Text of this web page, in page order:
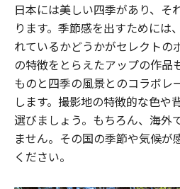
日本には美しい四季があり、そ
ります。季節感を出すためには
れているかどうかがセレクトの
の特徴をとらえたアップの作品
ものと四季の風景とのコラボレ
します。撮影地の特徴的な色や
選びましょう。もちろん、海外
ません。その国の季節や気候が
ください。